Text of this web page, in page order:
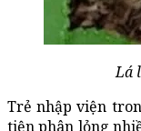
Lá
Trẻ nhập viện
tiện phân lỏng